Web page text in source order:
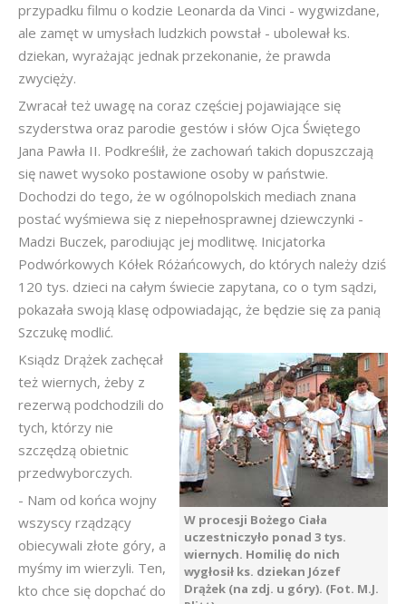
przypadku filmu o kodzie Leonarda da Vinci - wygwizdane,
ale zamęt w umysłach ludzkich powstał - ubolewał ks.
dziekan, wyrażając jednak przekonanie, że prawda
zwycięży.
Zwracał też uwagę na coraz częściej pojawiające się
szyderstwa oraz parodie gestów i słów Ojca Świętego
Jana Pawła II. Podkreślił, że zachowań takich dopuszczają
się nawet wysoko postawione osoby w państwie.
Dochodzi do tego, że w ogólnopolskich mediach znana
postać wyśmiewa się z niepełnosprawnej dziewczynki -
Madzi Buczek, parodiując jej modlitwę. Inicjatorka
Podwórkowych Kółek Różańcowych, do których należy dziś
120 tys. dzieci na całym świecie zapytana, co o tym sądzi,
pokazała swoją klasę odpowiadając, że będzie się za panią
Szczukę modlić.
W procesji Bożego Ciała
uczestniczyło ponad 3 tys.
wiernych. Homilię do nich
wygłosił ks. dziekan Józef
Drążek (na zdj. u góry). (Fot. M.J.
Ksiądz Drążek zachęcał
też wiernych, żeby z
rezerwą podchodzili do
tych, którzy nie
szczędzą obietnic
przedwyborczych.
- Nam od końca wojny
wszyscy rządzący
obiecywali złote góry, a
myśmy im wierzyli. Ten,
kto chce się dopchać do